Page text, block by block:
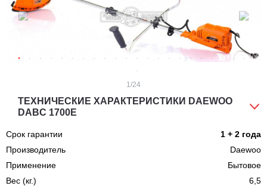
1/24
ТЕХНИЧЕСКИЕ ХАРАКТЕРИСТИКИ DAEWOO
DABC 1700E
Срок гарантии
1 + 2 года
Производитель
Daewoo
Применение
Бытовое
Вес (кг.)
6,5